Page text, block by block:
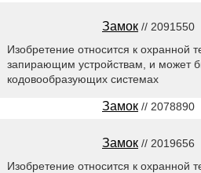
Замок // 2091550
Изобретение относится к охранной
запирающим устройствам, и может
кодовообразующих системах
Замок // 2078890
Замок // 2019656
Изобретение относится к охранной